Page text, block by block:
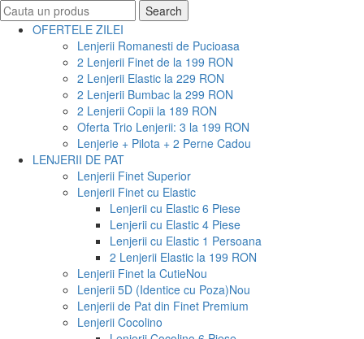
Search
for:
Search
OFERTELE ZILEI
Lenjerii Romanesti de Pucioasa
2 Lenjerii Finet de la 199 RON
2 Lenjerii Elastic la 229 RON
2 Lenjerii Bumbac la 299 RON
2 Lenjerii Copii la 189 RON
Oferta Trio Lenjerii: 3 la 199 RON
Lenjerie + Pilota + 2 Perne Cadou
LENJERII DE PAT
Lenjerii Finet Superior
Lenjerii Finet cu Elastic
Lenjerii cu Elastic 6 Piese
Lenjerii cu Elastic 4 Piese
Lenjerii cu Elastic 1 Persoana
2 Lenjerii Elastic la 199 RON
Lenjerii Finet la CutieNou
Lenjerii 5D (Identice cu Poza)Nou
Lenjerii de Pat din Finet Premium
Lenjerii Cocolino